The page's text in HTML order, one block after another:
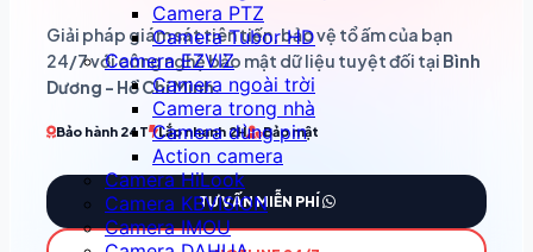
Camera PTZ
Camera Tubor HD
Camera EZVIZ
Camera ngoài trời
Camera trong nhà
Camera dùng pin
Action camera
Camera HiLook
Camera KBVISION
Camera IMOU
Giải pháp giám sát tiên tiến, bảo vệ tổ ấm của bạn
24/7 với công nghệ bảo mật dữ liệu tuyệt đối tại Bình
Dương - Hồ Chí Minh.
Bảo hành 24T Lắp nhanh 2H Bảo mật
TƯ VẤN MIỄN PHÍ